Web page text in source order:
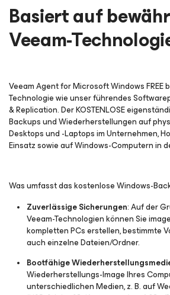
Basiert auf
Veeam-
Veeam Agentfor Microsoft Windows
Technologie wie unser führendes
& Replication. Der KOSTENLOSE
Backups und Wiederherstellungen auf
Desktops und -Laptops im Unternehmen,
Einsatz sowie auf Windows-Computern in
Was umfasst das kostenlose Windows-
Zuverlässige Sicherungen: Auf der
Veeam-Technologien können Sie
kompletten PCs erstellen, bestimmte
auch einzelne Dateien/Ordner.
Bootfähige
Wiederherstellungs-Image Ihres
unterschiedlichen Medien, z. B. auf